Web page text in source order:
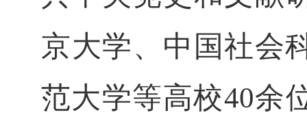
京大学、中国社会
范大学等高校40余